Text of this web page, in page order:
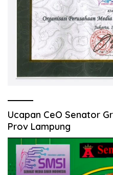
Ucapan CeO Senator
Prov Lampung